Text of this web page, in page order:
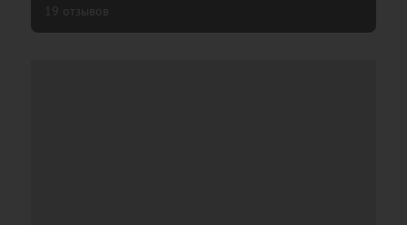
19 отзывов